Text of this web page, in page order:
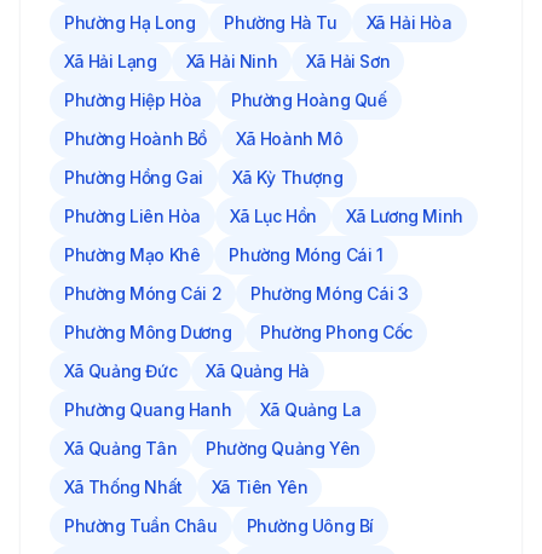
Phường Hạ Long
Phường Hà Tu
Xã Hải Hòa
Xã Hải Lạng
Xã Hải Ninh
Xã Hải Sơn
Phường Hiệp Hòa
Phường Hoàng Quế
Phường Hoành Bồ
Xã Hoành Mô
Phường Hồng Gai
Xã Kỳ Thượng
Phường Liên Hòa
Xã Lục Hồn
Xã Lương Minh
Phường Mạo Khê
Phường Móng Cái 1
Phường Móng Cái 2
Phường Móng Cái 3
Phường Mông Dương
Phường Phong Cốc
Xã Quảng Đức
Xã Quảng Hà
Phường Quang Hanh
Xã Quảng La
Xã Quảng Tân
Phường Quảng Yên
Xã Thống Nhất
Xã Tiên Yên
Phường Tuần Châu
Phường Uông Bí